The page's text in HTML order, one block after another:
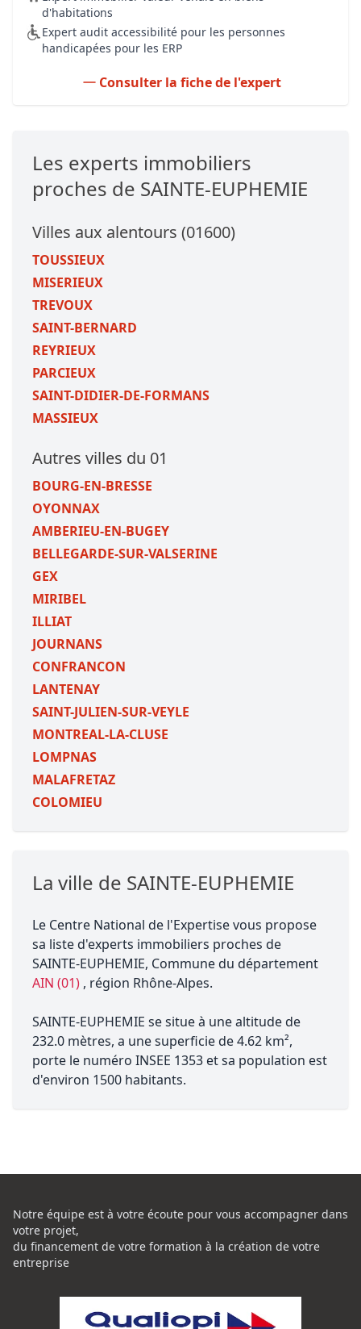
d'habitations
Expert audit accessibilité pour les personnes
handicapées pour les ERP
Consulter la fiche de l'expert
Les experts immobiliers
proches de SAINTE-EUPHEMIE
Villes aux alentours (01600)
TOUSSIEUX
MISERIEUX
TREVOUX
SAINT-BERNARD
REYRIEUX
PARCIEUX
SAINT-DIDIER-DE-FORMANS
MASSIEUX
Autres villes du 01
BOURG-EN-BRESSE
OYONNAX
AMBERIEU-EN-BUGEY
BELLEGARDE-SUR-VALSERINE
GEX
MIRIBEL
ILLIAT
JOURNANS
CONFRANCON
LANTENAY
SAINT-JULIEN-SUR-VEYLE
MONTREAL-LA-CLUSE
LOMPNAS
MALAFRETAZ
COLOMIEU
La ville de SAINTE-EUPHEMIE
Le Centre National de l'Expertise vous propose
sa liste d'experts immobiliers proches de
SAINTE-EUPHEMIE, Commune du département
AIN (01) , région Rhône-Alpes.
SAINTE-EUPHEMIE se situe à une altitude de
232.0 mètres, a une superficie de 4.62 km²,
porte le numéro INSEE 1353 et sa population est
d'environ 1500 habitants.
Notre équipe est à votre écoute pour vous accompagner dans
votre projet,
du financement de votre formation à la création de votre
entreprise